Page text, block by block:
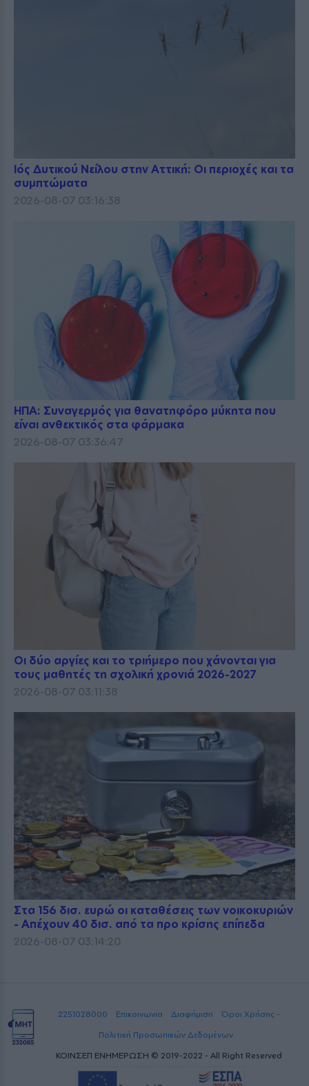
Ιός Δυτικού Νείλου στην Αττική: Οι περιοχές και τα
συμπτώματα
2026-08-07 03:16:38
ΗΠΑ: Συναγερμός για θανατηφόρο μύκητα που
είναι ανθεκτικός στα φάρμακα
2026-08-07 03:36:47
Οι δύο αργίες και το τριήμερο που χάνονται για
τους μαθητές τη σχολική χρονιά 2026-2027
2026-08-07 03:11:38
Στα 156 δισ. ευρώ οι καταθέσεις των νοικοκυριών
- Απέχουν 40 δισ. από τα προ κρίσης επίπεδα
2026-08-07 03:14:20
2251028000 Επικοινωνία Διαφήμιση
Όροι Χρήσης -
Πολιτική Προσωπικών Δεδομένων
ΚΟΙΝΣΕΠ ΕΝΗΜΕΡΩΣΗ © 2019-2022 - All Right Reserved